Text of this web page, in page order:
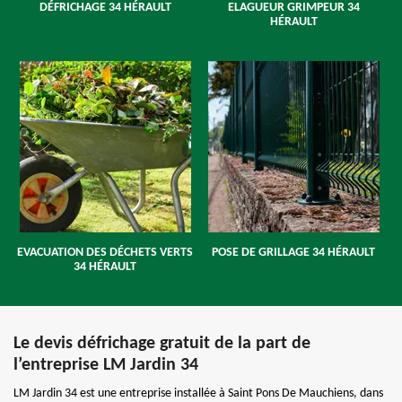
DÉFRICHAGE 34 HÉRAULT
ELAGUEUR GRIMPEUR 34
HÉRAULT
EVACUATION DES DÉCHETS VERTS
34 HÉRAULT
POSE DE GRILLAGE 34 HÉRAULT
Le devis défrichage gratuit de la part de
l’entreprise LM Jardin 34
LM Jardin 34 est une entreprise installée à Saint Pons De Mauchiens, dans